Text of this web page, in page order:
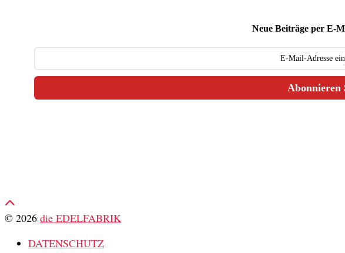
Neue Beiträge per E-
Abonnieren
© 2026 die EDELFABRIK
DATENSCHUTZ